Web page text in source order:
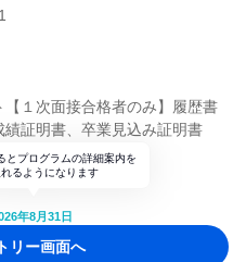
【１次面接合格者のみ】履歴書
績証明書、卒業見込み証明書
とプログラムの詳細案内を
るようになります
年8月31日
リー画面へ